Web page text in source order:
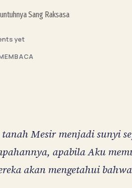
Sang Raksasa
yet
Mesir menjadi sunyi
apabila Aku
akan mengetahui